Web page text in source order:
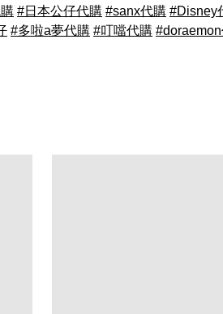
#日本公仔代購 #sanx代購 #Disney
#多啦a夢代購 #叮噹代購